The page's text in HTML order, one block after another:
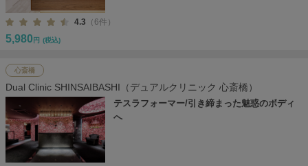
4.3 （6件）
5,980 円 (税込)
心斎橋
Dual Clinic SHINSAIBASHI（デュアルクリニック 心斎橋）
テスラフォーマー/引き締まった魅惑のボディ
へ